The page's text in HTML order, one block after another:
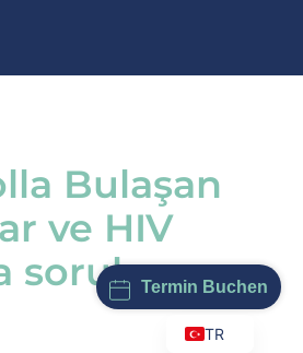
Bulaşan
ve HIV
sorular ve
TR
Termin Buchen